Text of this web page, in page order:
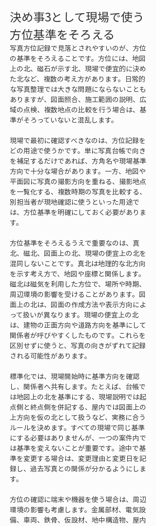
決め事3として現場で使う
方位基準をそろえる
写真方位記録で見落とされやすいのが、方位
の基準をそろえることです。方位には、地図
上の北、磁石が示す北、現場で便宜的に決め
た北など、複数の考え方があります。日常的
な写真整理では大きな問題にならないことも
ありますが、図面照合、施工範囲の説明、広
域の点検、複数地点の比較を行う場合は、基
準がそろっていないと混乱します。
現場で最初に確認すべきなのは、方位記録を
どの用途で使うかです。単に写真台帳で向き
を補足するだけであれば、方角名や現場基準
方向で十分な場合があります。一方、地図や
平面図に写真の撮影方向を重ねる、撮影地点
を一覧化する、複数時期の写真を比較する、
別担当者が現地確認に使うといった用途で
は、方位基準を明確にしておく必要がありま
す。
方位基準をそろえるうえで重要なのは、真
北、磁北、図面上の北、現場の便宜上の北を
混同しないことです。真北は地理的な北方向
を示す考え方で、地図や座標と関係します。
磁北は磁気を利用した方位で、場所や時期、
周辺環境の影響を受けることがあります。図
面上の北は、図面の作成方法や表示方向によ
って扱いが異なります。現場の便宜上の北
は、建物の正面方向や道路方向を基準にして
関係者が呼びやすくしたものです。これらを
区別せずに使うと、写真の向きがずれて記録
される可能性があります。
標準化では、現場開始時に基準方向を確認
し、関係者へ共有します。たとえば、台帳で
は地図上の北を基準にする、現場説明では起
点側と終点側を併記する、屋内では図面上の
上方向を仮の北として扱うなど、実務に合う
ルールを決めます。すべての現場で同じ基準
にする必要はありませんが、一つの案件内で
は基準を変えないことが重要です。途中で基
準を変更する場合は、変更理由と変更日を記
録し、過去写真との関係が分かるようにしま
す。
方位の確認に端末や機器を使う場合は、周辺
環境の影響も考慮します。金属部材、電気設
備、車両、鉄骨、仮設材、地中構造物、屋内